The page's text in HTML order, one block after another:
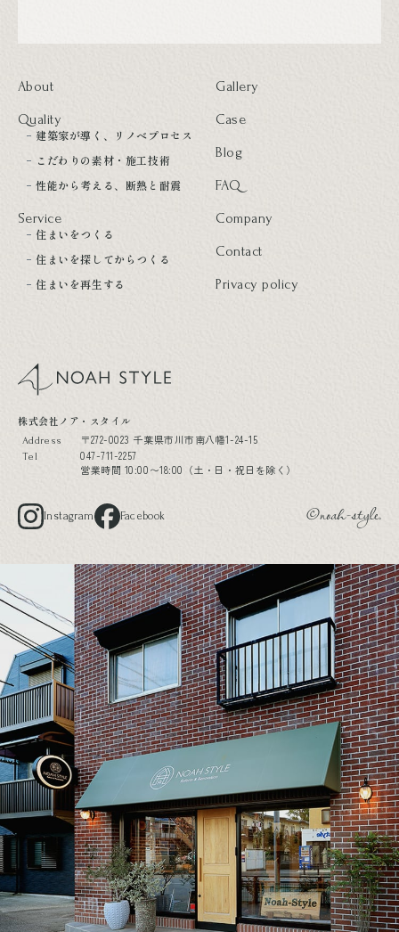
About
Quality
建築家が導く、リノベプロセス
こだわりの素材・施工技術
性能から考える、断熱と耐震
Service
住まいをつくる
住まいを探してからつくる
住まいを再生する
Gallery
Case
Blog
FAQ
Company
Contact
Privacy policy
noah style
株式会社ノア・スタイル
Address 〒272-0023 千葉県市川市南八幡1-24-15
Tel
047-711-2257
営業時間 10:00〜18:00（土・日・祝日を除く）
Instagram Facebook